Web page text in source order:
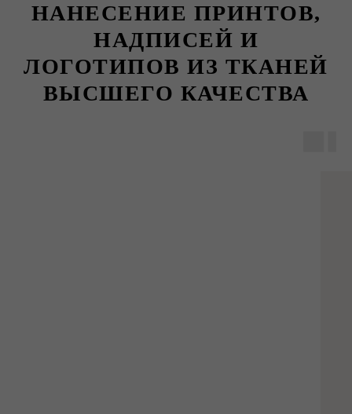
НАНЕСЕНИЕ ПРИНТОВ,
НАДПИСЕЙ И
ЛОГОТИПОВ ИЗ ТКАНЕЙ
ВЫСШЕГО КАЧЕСТВА